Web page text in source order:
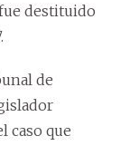
destituido
de
caso que